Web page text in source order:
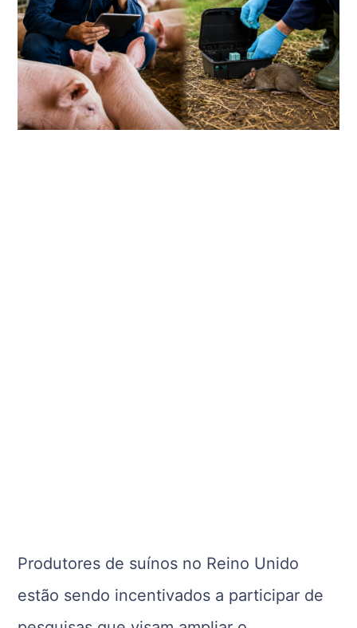
Produtores de suínos no Reino Unido
estão sendo incentivados a participar de